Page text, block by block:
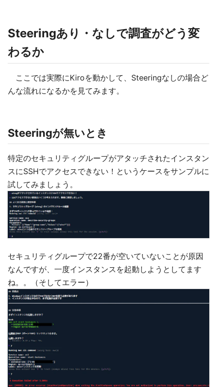
Steeringあり・なしで調査がどう変
わるか
ここでは実際にKiroを動かして、Steeringなしの場合ど
んな流れになるかを見てみます。
Steeringが無いとき
特定のセキュリティグループがアタッチされたインスタン
スにSSHでアクセスできない！というケースをサンプルに
試してみましょう。
セキュリティグループで22番が空いていないことが原因
なんですが、一度インスタンスを起動しようとしてます
ね。。（そしてエラー）